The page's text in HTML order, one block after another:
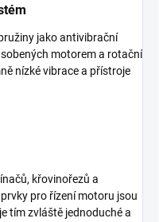
jako antivibrační
motorem a rotační
nízké vibrace a přístroje
křovinořezů a
pro řízení motoru jsou
tím zvláště jednoduché a